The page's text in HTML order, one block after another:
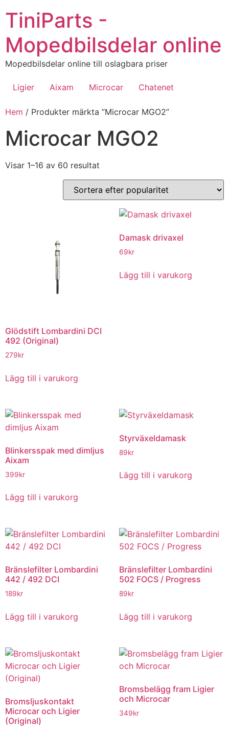
till
innehåll
TiniParts -
Mopedbilsdelar online
Mopedbilsdelar online till oslagbara priser
Ligier Aixam Microcar Chatenet
Hem / Produkter märkta ”Microcar MGO2”
Microcar MGO2
Visar 1–16 av 60 resultat
by
popularity
Glödstift Lombardini DCI
492 (Original)
279kr
Lägg till i varukorg
Damask drivaxel
69kr
Lägg till i varukorg
Blinkersspak med dimljus
Aixam
399kr
Lägg till i varukorg
Styrväxeldamask
89kr
Lägg till i varukorg
Bränslefilter Lombardini
442 / 492 DCI
189kr
Lägg till i varukorg
Bränslefilter Lombardini
502 FOCS / Progress
89kr
Lägg till i varukorg
Bromsljuskontakt
Microcar och Ligier
(Original)
Bromsbelägg fram Ligier
och Microcar
349kr